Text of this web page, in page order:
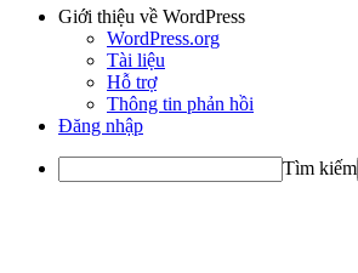
Giới thiệu về WordPress
WordPress.org
Tài liệu
Hỗ trợ
Thông tin phản hồi
Đăng nhập
Tìm kiếm